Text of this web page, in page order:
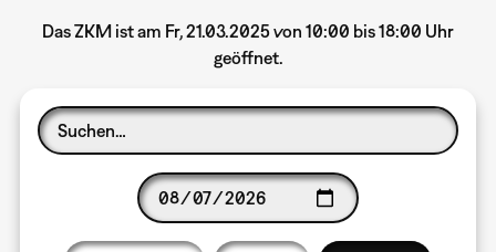
Das ZKM ist am Fr, 21.03.2025 von 10:00 bis 18:00 Uhr
geöffnet.